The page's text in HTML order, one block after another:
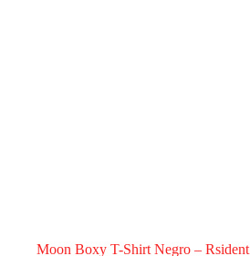
Moon Boxy T-Shirt Negro – Rsident